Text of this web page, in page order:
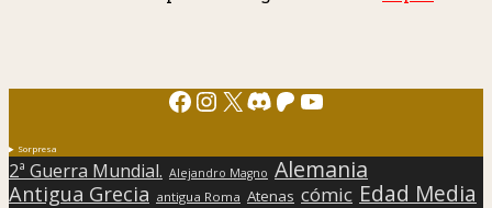
Facebook
Instagram
X Discord
Patreon
YouTube
Sorpresa
2ª Guerra Mundial. Alejandro Magno Alemania
Antigua Grecia antigua Roma Atenas cómic Edad Media